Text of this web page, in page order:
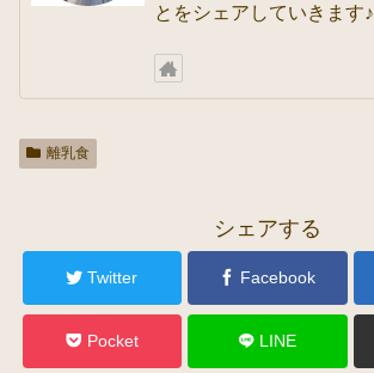
とをシェアしていきます♪
離乳食
シェアする
Twitter Facebook
Pocket LINE